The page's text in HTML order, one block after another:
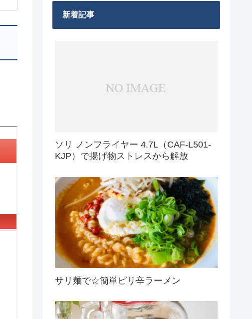
新着記事
ソリ ノンフライヤー 4.7L（CAF-L501-
KJP）で揚げ物ストレスから解放
サリ麺で☆簡単ピリ辛ラーメン